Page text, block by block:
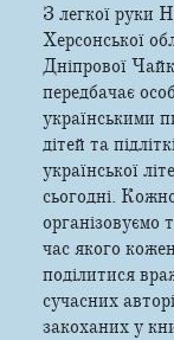
З легкої руки
Херсонської
Дніпрової
передбачає
українськими
дітей та
української
сьогодні.
організовуємо
час якого
поділитися
сучасних
закоханих у